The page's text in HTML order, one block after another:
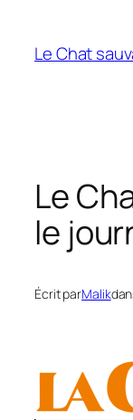
contenu
Le Chat
Le
le
Écrit parMalik